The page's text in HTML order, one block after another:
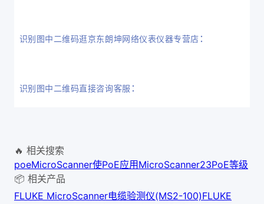
识别图中二维码逛京东朗坤网络仪表仪器专营店 ：
识别图中二维码直接咨询客服 ：
🔥 相关搜索
poeMicroScanner使PoE应用MicroScanner23PoE等级
📦 相关产品
FLUKE MicroScanner电缆验测仪(MS2-100)FLUKE